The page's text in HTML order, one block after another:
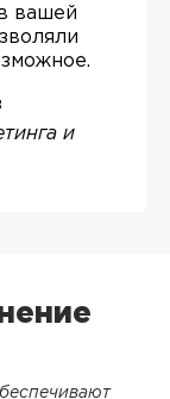
вашей
и